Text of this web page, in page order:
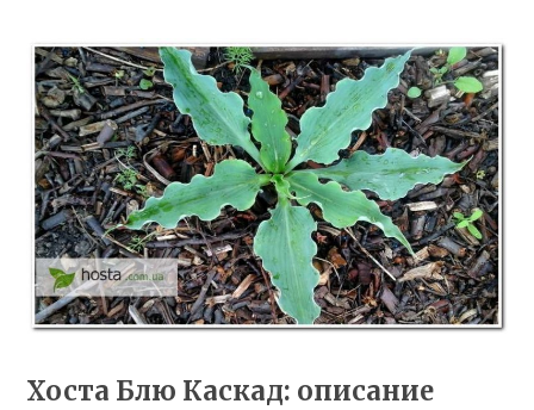
Хоста Блю Каскад: описание